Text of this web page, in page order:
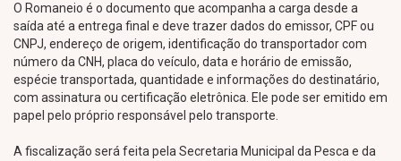
O Romaneio é o documento que acompanha a carga desde a
saída até a entrega final e deve trazer dados do emissor, CPF ou
CNPJ, endereço de origem, identificação do transportador com
número da CNH, placa do veículo, data e horário de emissão,
espécie transportada, quantidade e informações do destinatário,
com assinatura ou certificação eletrônica. Ele pode ser emitido em
papel pelo próprio responsável pelo transporte.
A fiscalização será feita pela Secretaria Municipal da Pesca e da